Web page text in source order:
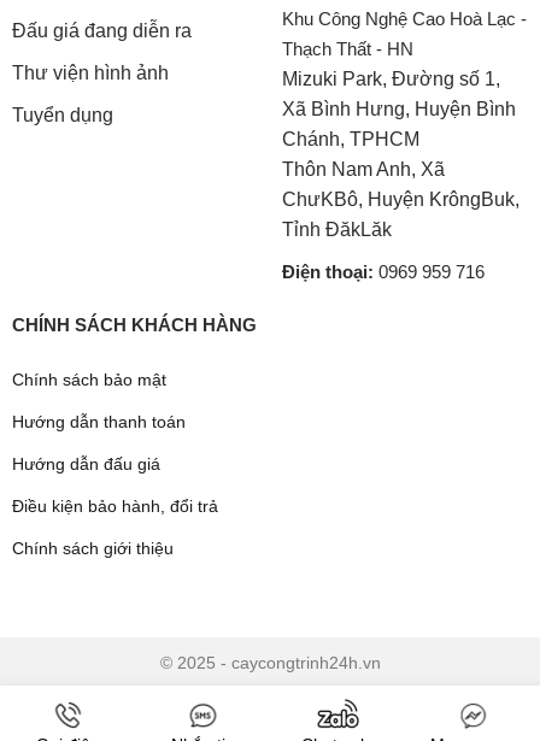
Đấu giá đang diễn ra
Thư viện hình ảnh
Tuyển dụng
Khu Công Nghệ Cao Hoà Lạc -
Thạch Thất - HN
Mizuki Park, Đường số 1,
Xã Bình Hưng, Huyện Bình
Chánh, TPHCM
Thôn Nam Anh, Xã
ChưKBô, Huyện KrôngBuk,
Tỉnh ĐăkLăk
Điện thoại: 0969 959 716
CHÍNH SÁCH KHÁCH HÀNG
Chính sách bảo mật
Hướng dẫn thanh toán
Hướng dẫn đấu giá
Điều kiện bảo hành, đổi trả
Chính sách giới thiệu
© 2025 - caycongtrinh24h.vn